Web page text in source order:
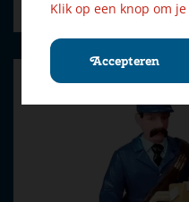
Klik op een knop om
Accepteren